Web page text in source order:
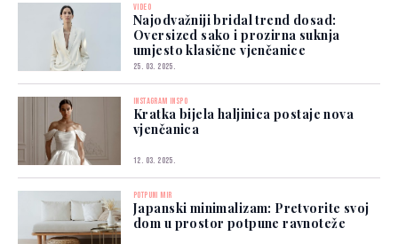
VIDEO
Najodvažniji bridal trend dosad:
Oversized sako i prozirna suknja
umjesto klasične vjenčanice
25. 03. 2025.
INSTAGRAM INSPO
Kratka bijela haljinica postaje nova
vjenčanica
12. 03. 2025.
POTPUNI MIR
Japanski minimalizam: Pretvorite svoj
dom u prostor potpune ravnoteže